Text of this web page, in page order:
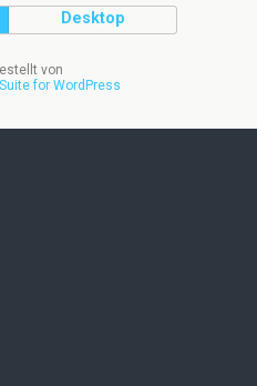
Desktop
von
for WordPress